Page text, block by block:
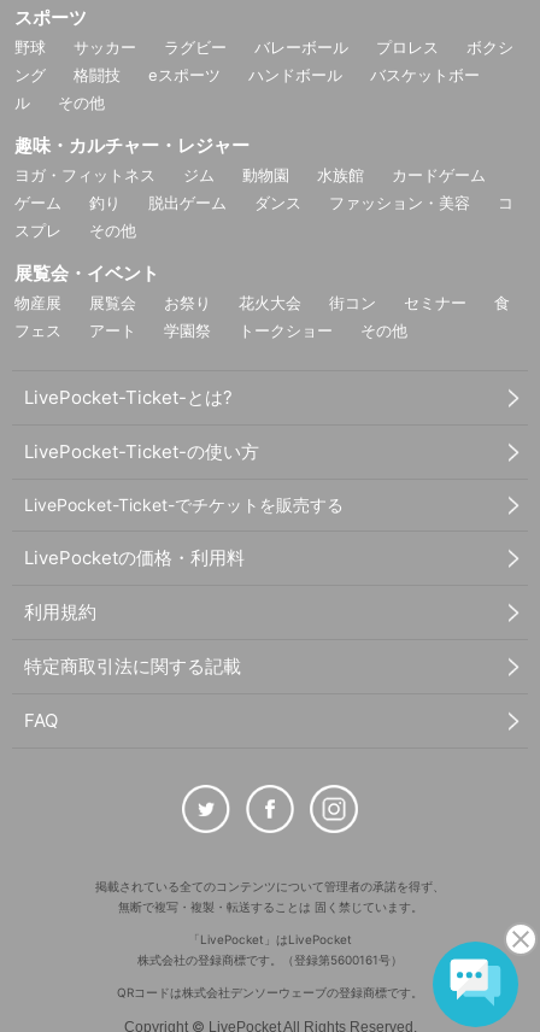
スポーツ
野球 サッカー ラグビー バレーボール プロレス
ボクシ
ング
格闘技 eスポーツ ハンドボール
バスケットボー
ル
その他
趣味・カルチャー・レジャー
ヨガ・フィットネス ジム 動物園 水族館
カードゲーム
ゲーム
釣り 脱出ゲーム ダンス ファッション・美容
コ
スプレ
その他
展覧会・イベント
物産展 展覧会 お祭り 花火大会 街コン セミナー
食
フェス
アート 学園祭 トークショー その他
LivePocket-Ticket-とは?
LivePocket-Ticket-の使い方
LivePocket-Ticket-でチケットを販売する
LivePocketの価格・利用料
利用規約
特定商取引法に関する記載
FAQ
掲載されている全てのコンテンツについて管理者の承諾を得ず、
無断で複写・複製・転送することは 固く禁じています。
「LivePocket」はLivePocket
株式会社の登録商標です。（登録第5600161号）
QRコードは株式会社デンソーウェーブの登録商標です。
Copyright© LivePocket All Rights Reserved.